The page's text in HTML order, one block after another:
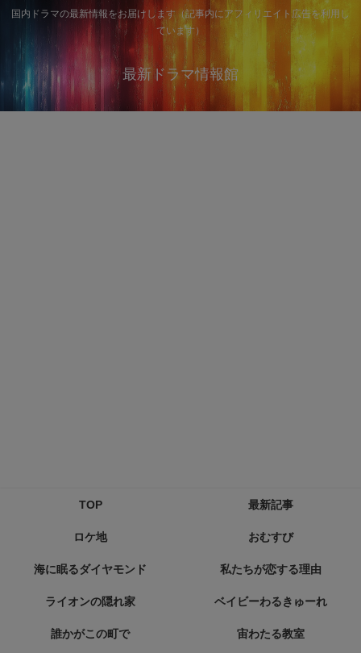
国内ドラマの最新情報をお届けします（記事内にアフィリエイト広告を利用し
ています）
最新ドラマ情報館
TOP 最新記事
ロケ地 おむすび
海に眠るダイヤモンド 私たちが恋する理由
ライオンの隠れ家 ベイビーわるきゅーれ
誰かがこの町で 宙わたる教室